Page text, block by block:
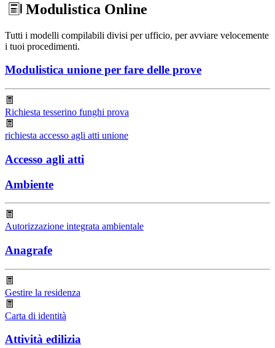
Modulistica Online
Tutti i modelli compilabili divisi per ufficio, per avviare velocemente
i tuoi procedimenti.
Modulistica unione per fare delle prove
Richiesta tesserino funghi prova
richiesta accesso agli atti unione
Accesso agli atti
Ambiente
Autorizzazione integrata ambientale
Anagrafe
Gestire la residenza
Carta di identità
Attività edilizia